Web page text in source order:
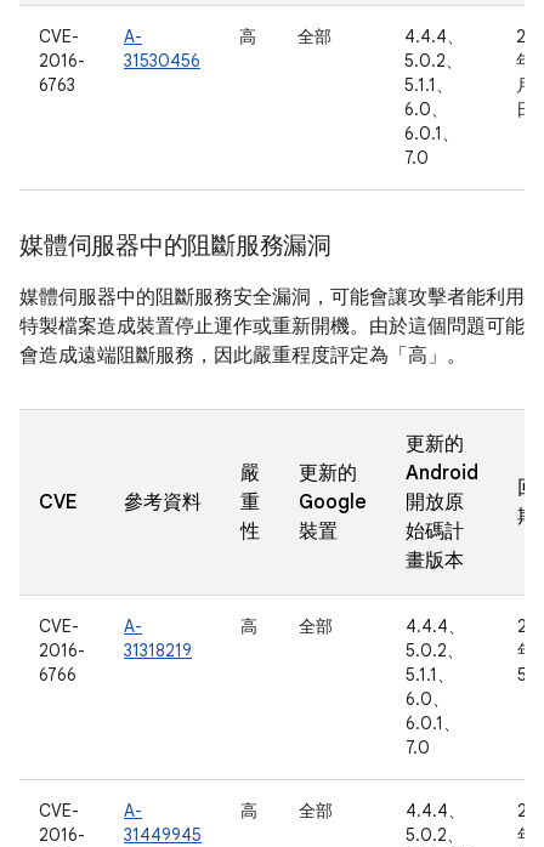
CVE-
2016-
6763
A-
31530456
高 全部
4.4.4、
5.0.2、
5.1.1、
6.0、
6.0.1、
7.0
年
月
日
媒體伺服器中的阻斷服務漏洞
媒體伺服器中的阻斷服務安全漏洞，可能會讓攻擊者能利用
特製檔案造成裝置停止運作或重新開機。由於這個問題可能
會造成遠端阻斷服務，因此嚴重程度評定為「高」。
CVE 參考資料
嚴
重
性
更新的
Google
裝置
更新的
Android
開放原
始碼計
畫版本
回
期
CVE-
2016-
6766
A-
31318219
高 全部
4.4.4、
5.0.2、
5.1.1、
6.0、
6.0.1、
7.0
年
5
CVE-
2016-
A-
31449945
高 全部
4.4.4、
5.0.2、
年